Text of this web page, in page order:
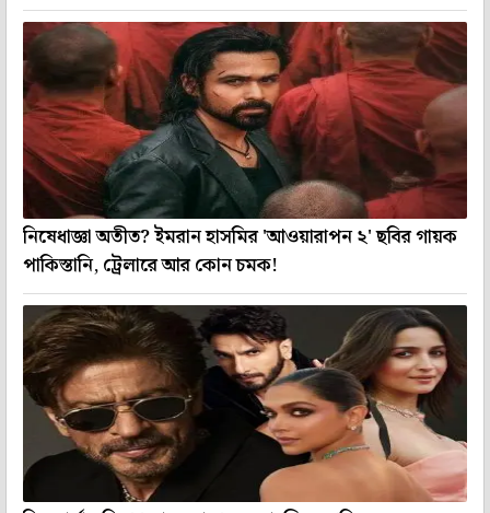
নিষেধাজ্ঞা অতীত? ইমরান হাসমির 'আওয়ারাপন ২' ছবির গায়ক
পাকিস্তানি, ট্রেলারে আর কোন চমক!